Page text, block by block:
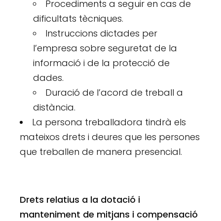
Procediments a seguir en cas de
dificultats tècniques.
Instruccions dictades per
l’empresa sobre seguretat de la
informació i de la protecció de
dades.
Duració de l’acord de treball a
distància.
La persona treballadora tindrà els
mateixos drets i deures que les persones
que treballen de manera presencial.
Drets relatius a la dotació i
manteniment de mitjans i compensació